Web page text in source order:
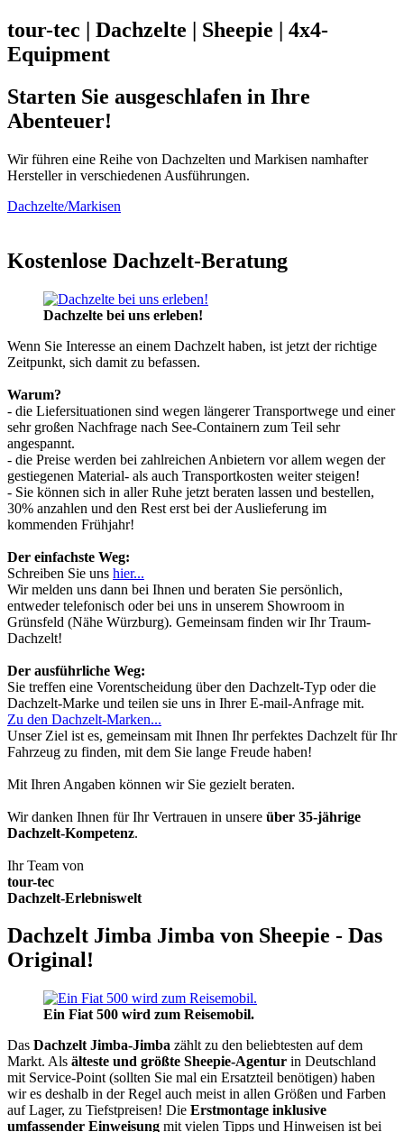
tour-tec | Dachzelte | Sheepie | 4x4-
Equipment
Starten Sie ausgeschlafen in Ihre
Abenteuer!
Wir führen eine Reihe von Dachzelten und Markisen namhafter
Hersteller in verschiedenen Ausführungen.
Dachzelte/Markisen
Kostenlose Dachzelt-Beratung
Dachzelte bei uns erleben!
Wenn Sie Interesse an einem Dachzelt haben, ist jetzt der richtige
Zeitpunkt, sich damit zu befassen.
Warum?
- die Liefersituationen sind wegen längerer Transportwege und einer
sehr großen Nachfrage nach See-Containern zum Teil sehr
angespannt.
- die Preise werden bei zahlreichen Anbietern vor allem wegen der
gestiegenen Material- als auch Transportkosten weiter steigen!
- Sie können sich in aller Ruhe jetzt beraten lassen und bestellen,
30% anzahlen und den Rest erst bei der Auslieferung im
kommenden Frühjahr!
Der einfachste Weg:
Schreiben Sie uns hier...
Wir melden uns dann bei Ihnen und beraten Sie persönlich,
entweder telefonisch oder bei uns in unserem Showroom in
Grünsfeld (Nähe Würzburg). Gemeinsam finden wir Ihr Traum-
Dachzelt!
Der ausführliche Weg:
Sie treffen eine Vorentscheidung über den Dachzelt-Typ oder die
Dachzelt-Marke und teilen sie uns in Ihrer E-mail-Anfrage mit.
Zu den Dachzelt-Marken...
Unser Ziel ist es, gemeinsam mit Ihnen Ihr perfektes Dachzelt für Ihr
Fahrzeug zu finden, mit dem Sie lange Freude haben!
Mit Ihren Angaben können wir Sie gezielt beraten.
Wir danken Ihnen für Ihr Vertrauen in unsere über 35-jährige
Dachzelt-Kompetenz.
Ihr Team von
tour-tec
Dachzelt-Erlebniswelt
Dachzelt Jimba Jimba von Sheepie - Das
Original!
Ein Fiat 500 wird zum Reisemobil.
Das Dachzelt Jimba-Jimba zählt zu den beliebtesten auf dem
Markt. Als älteste und größte Sheepie-Agentur in Deutschland
mit Service-Point (sollten Sie mal ein Ersatzteil benötigen) haben
wir es deshalb in der Regel auch meist in allen Größen und Farben
auf Lager, zu Tiefstpreisen! Die Erstmontage inklusive
umfassender Einweisung mit vielen Tipps und Hinweisen ist bei